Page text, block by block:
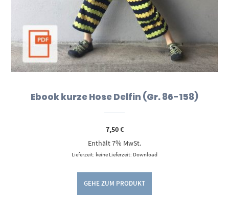
Ebook kurze Hose Delfin (Gr. 86-158)
7,50€
Enthält 7% MwSt.
Lieferzeit: keine Lieferzeit: Download
GEHE ZUM PRODUKT